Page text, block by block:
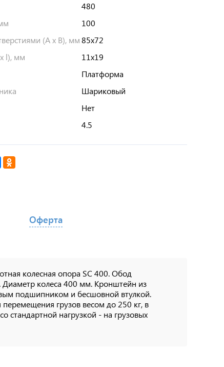
480
100
(A x B), мм 85х72
l), мм
11х19
Платформа
Шариковый
Нет
4.5
колесная опора SC 400. Обод
Диаметр колеса 400 мм. Кронштейн из
подшипником и бесшовной втулкой.
грузов весом до 250 кг, в
стандартной нагрузкой - на грузовых
Оферта